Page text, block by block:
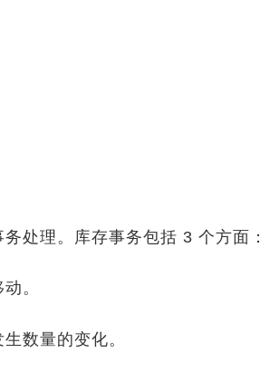
处理。库存事务包括 3 个方面：
。
数量的变化。